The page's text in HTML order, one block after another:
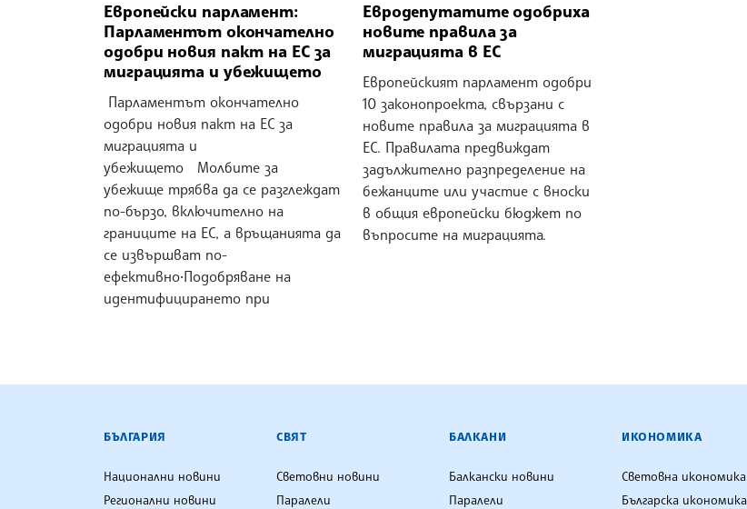
Европейски парламент:
Парламентът окончателно
одобри новия пакт на ЕС за
миграцията и убежището
Парламентът окончателно
одобри новия пакт на ЕС за
миграцията и
убежището Молбите за
убежище трябва да се разглеждат
по-бързо, включително на
границите на ЕС, а връщанията да
се извършват по-
ефективно•Подобряване на
идентифицирането при
Евродепутатите одобриха
новите правила за
миграцията в ЕС
Европейският парламент одобри
10 законопроекта, свързани с
новите правила за миграцията в
ЕС. Правилата предвиждат
задължително разпределение на
бежанците или участие с вноски
в общия европейски бюджет по
въпросите на миграцията.
БЪЛГАРСКА ТЕЛЕГРАФНА АГЕНЦИЯ
БЪЛГАРИЯ
Национални новини
Регионални новини
СВЯТ
Световни новини
Паралели
БАЛКАНИ
Балкански новини
Паралели
ИКОНОМИКА
Световна икономика
Българска икономика